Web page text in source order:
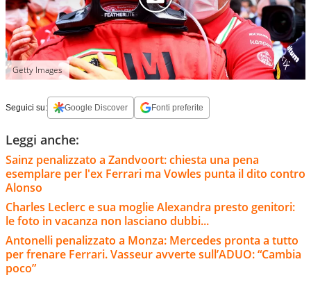
Getty Images
Seguici su: Google Discover Fonti preferite
Leggi anche:
Sainz penalizzato a Zandvoort: chiesta una pena
esemplare per l'ex Ferrari ma Vowles punta il dito contro
Alonso
Charles Leclerc e sua moglie Alexandra presto genitori:
le foto in vacanza non lasciano dubbi...
Antonelli penalizzato a Monza: Mercedes pronta a tutto
per frenare Ferrari. Vasseur avverte sull’ADUO: “Cambia
poco”